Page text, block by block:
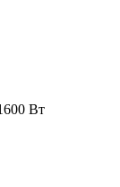
Вт